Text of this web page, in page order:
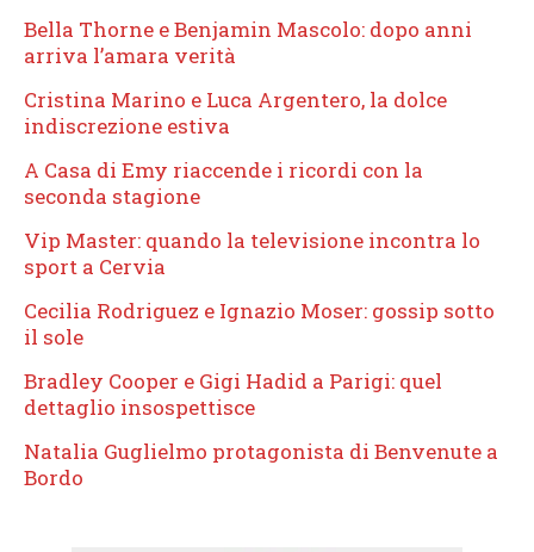
Bella Thorne e Benjamin Mascolo: dopo anni
arriva l’amara verità
Cristina Marino e Luca Argentero, la dolce
indiscrezione estiva
A Casa di Emy riaccende i ricordi con la
seconda stagione
Vip Master: quando la televisione incontra lo
sport a Cervia
Cecilia Rodriguez e Ignazio Moser: gossip sotto
il sole
Bradley Cooper e Gigi Hadid a Parigi: quel
dettaglio insospettisce
Natalia Guglielmo protagonista di Benvenute a
Bordo